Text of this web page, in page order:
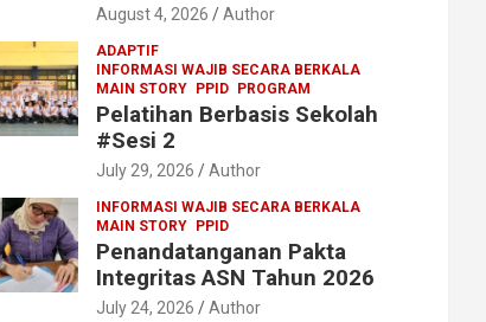
August 4, 2026 Author
ADAPTIF
INFORMASI WAJIB SECARA BERKALA
MAIN STORY
PPID PROGRAM
Pelatihan Berbasis Sekolah
#Sesi 2
July 29, 2026 Author
INFORMASI WAJIB SECARA BERKALA
MAIN STORY
PPID
Penandatanganan Pakta
Integritas ASN Tahun 2026
July 24, 2026 Author